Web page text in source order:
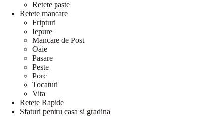
Retete paste
Retete mancare
Fripturi
Iepure
Mancare de Post
Oaie
Pasare
Peste
Porc
Tocaturi
Vita
Retete Rapide
Sfaturi pentru casa si gradina